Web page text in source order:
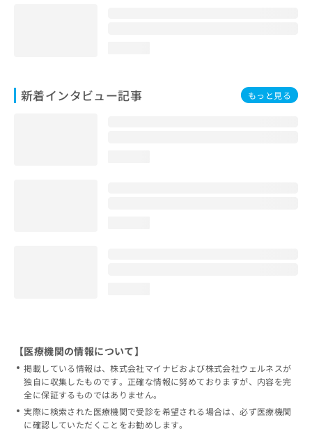
新着インタビュー記事 もっと見る
【医療機関の情報について】
掲載している情報は、株式会社マイナビおよび株式会社ウェルネスが
独自に収集したものです。正確な情報に努めておりますが、内容を完
全に保証するものではありません。
実際に検索された医療機関で受診を希望される場合は、必ず医療機関
に確認していただくことをお勧めします。